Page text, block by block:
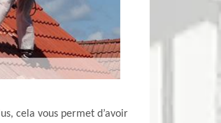
cela vous permet d’avoir